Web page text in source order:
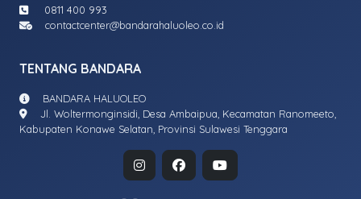
0811 400 993
contactcenter@bandarahaluoleo.co.id
TENTANG BANDARA
BANDARA HALUOLEO
Jl. Woltermonginsidi, Desa Ambaipua, Kecamatan Ranomeeto,
Kabupaten Konawe Selatan, Provinsi Sulawesi Tenggara